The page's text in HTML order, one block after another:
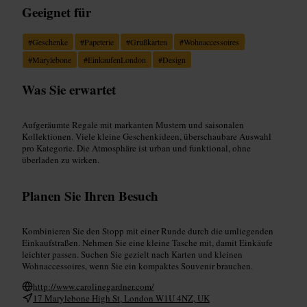
Geeignet für
#Geschenke #Papeterie #Grußkarten #Wohnaccessoires
#Marylebone #EinkaufenLondon #Design
Was Sie erwartet
Aufgeräumte Regale mit markanten Mustern und saisonalen
Kollektionen. Viele kleine Geschenkideen, überschaubare Auswahl
pro Kategorie. Die Atmosphäre ist urban und funktional, ohne
überladen zu wirken.
Planen Sie Ihren Besuch
Kombinieren Sie den Stopp mit einer Runde durch die umliegenden
Einkaufstraßen. Nehmen Sie eine kleine Tasche mit, damit Einkäufe
leichter passen. Suchen Sie gezielt nach Karten und kleinen
Wohnaccessoires, wenn Sie ein kompaktes Souvenir brauchen.
http://www.carolinegardner.com/
17 Marylebone High St, London W1U 4NZ, UK